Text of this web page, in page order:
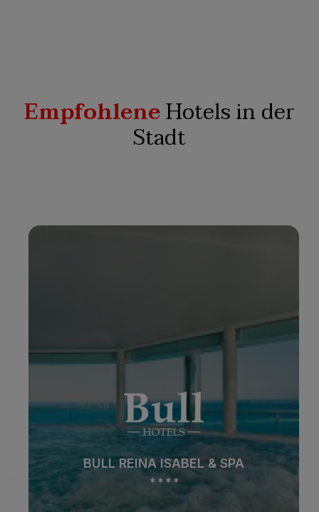
EmpfohleneHotels in der
Stadt
BULL REINA ISABEL & SPA
* * * *
BULL REINA ISABEL & SPA
****
Spa
Stadt